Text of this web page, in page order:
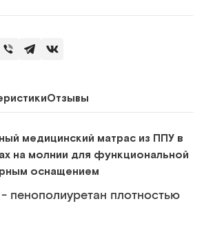
Отзывы
медицинский матрас из ППУ в
на молнии для функциональной
оснащением
пенополиуретан плотностью